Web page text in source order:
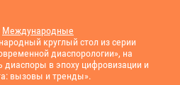
Международные
круглый стол из серии
диаспорологии», на
диаспоры в эпоху цифровизации и
вызовы и тренды».